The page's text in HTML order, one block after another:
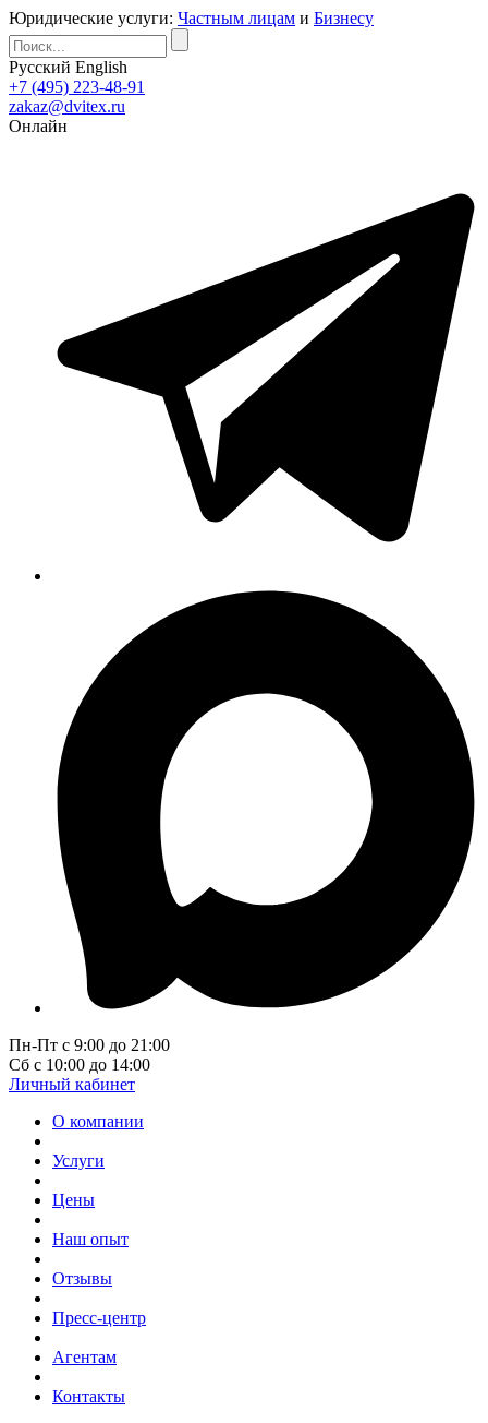
Юридические услуги: Частным лицам и Бизнесу
Русский English
+7 (495) 223-48-91
zakaz@dvitex.ru
Онлайн
Пн-Пт с 9:00 до 21:00
Сб с 10:00 до 14:00
Личный кабинет
О компании
Услуги
Цены
Наш опыт
Отзывы
Пресс-центр
Агентам
Контакты